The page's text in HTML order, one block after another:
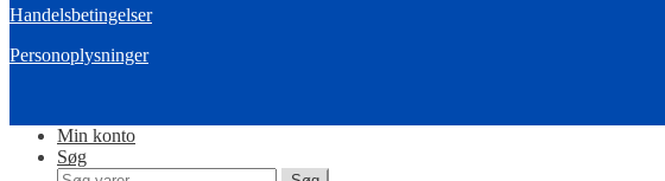
Handelsbetingelser
Personoplysninger
Min konto
Søg
Søg